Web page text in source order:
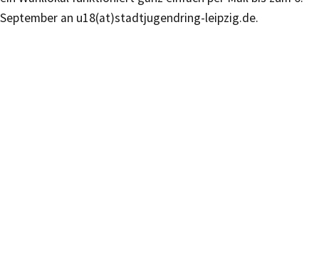
September an u18(at)stadtjugendring-leipzig.de.